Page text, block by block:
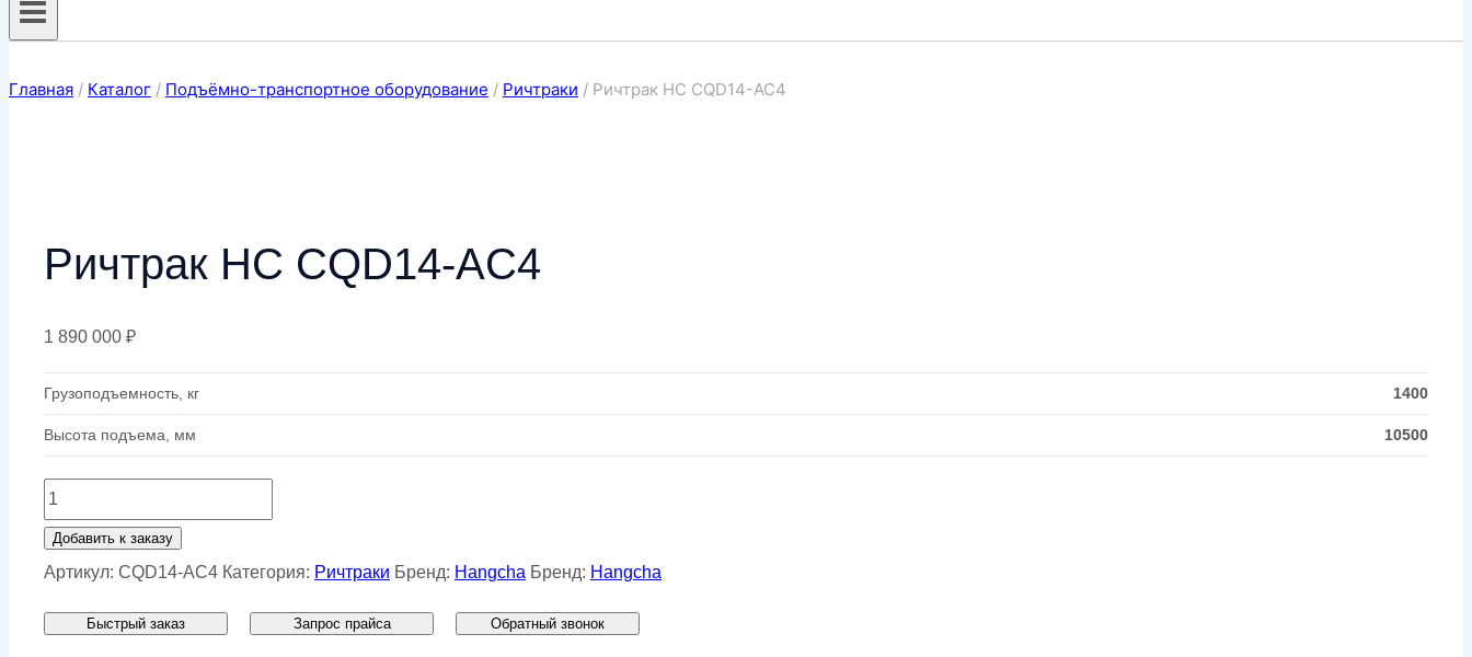
Главная / Каталог / Подъёмно-транспортное оборудование / Ричтраки / Ричтрак HC CQD14-AC4
Ричтрак HC CQD14-AC4
1 890 000 ₽
Грузоподъемность, кг 1400
Высота подъема, мм 10500
Количество
товара
Ричтрак
CQD14-
Добавить к заказу
Артикул: CQD14-AC4 Категория: Ричтраки Бренд: Hangcha Бренд: Hangcha
Быстрый заказ Запрос прайса Обратный звонок